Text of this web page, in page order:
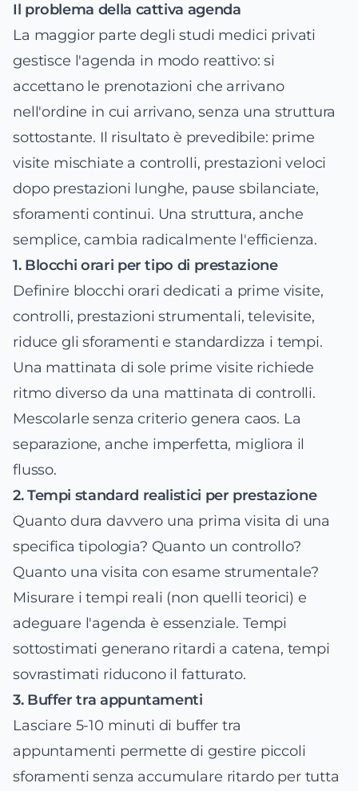
Il problema della cattiva agenda
La maggior parte degli studi medici privati
gestisce l'agenda in modo reattivo: si
accettano le prenotazioni che arrivano
nell'ordine in cui arrivano, senza una struttura
sottostante. Il risultato è prevedibile: prime
visite mischiate a controlli, prestazioni veloci
dopo prestazioni lunghe, pause sbilanciate,
sforamenti continui. Una struttura, anche
semplice, cambia radicalmente l'efficienza.
1. Blocchi orari per tipo di prestazione
Definire blocchi orari dedicati a prime visite,
controlli, prestazioni strumentali, televisite,
riduce gli sforamenti e standardizza i tempi.
Una mattinata di sole prime visite richiede
ritmo diverso da una mattinata di controlli.
Mescolarle senza criterio genera caos. La
separazione, anche imperfetta, migliora il
flusso.
2. Tempi standard realistici per prestazione
Quanto dura davvero una prima visita di una
specifica tipologia? Quanto un controllo?
Quanto una visita con esame strumentale?
Misurare i tempi reali (non quelli teorici) e
adeguare l'agenda è essenziale. Tempi
sottostimati generano ritardi a catena, tempi
sovrastimati riducono il fatturato.
3. Buffer tra appuntamenti
Lasciare 5-10 minuti di buffer tra
appuntamenti permette di gestire piccoli
sforamenti senza accumulare ritardo per tutta